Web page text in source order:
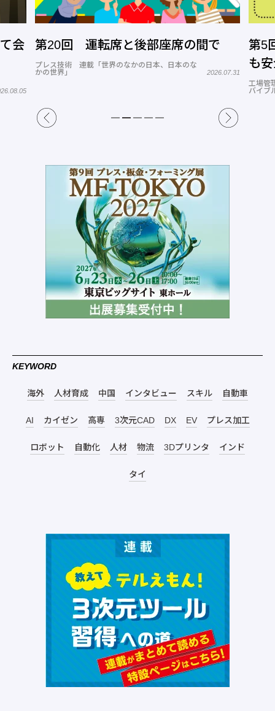
会 第20回 運転席と後部座席の間で
プレス技術 連載「世界のなかの日本、日本のな
かの世界」
2026.07.31
第5
も
工場管
バイブ
KEYWORD
海外 人材育成 中国 インタビュー スキル 自動車
AI カイゼン 高専 3次元CAD DX EV プレス加工
ロボット 自動化 人材 物流 3Dプリンタ インド
タイ